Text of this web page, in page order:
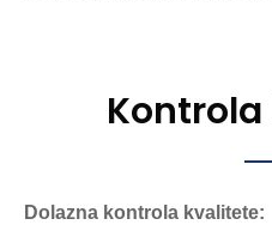
Dolazna kontrola kvalitete: